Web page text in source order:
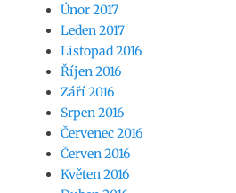
Únor 2017
Leden 2017
Listopad 2016
Říjen 2016
Září 2016
Srpen 2016
Červenec 2016
Červen 2016
Květen 2016